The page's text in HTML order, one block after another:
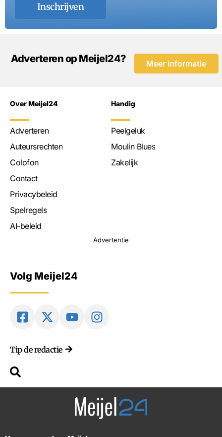
Inschrijven
Adverteren op Meijel24? Meer informatie
Over Meijel24
Adverteren
Auteursrechten
Colofon
Contact
Privacybeleid
Spelregels
AI-beleid
Handig
Peelgeluk
Moulin Blues
Zakelijk
Advertentie
Volg Meijel24
Tip de redactie